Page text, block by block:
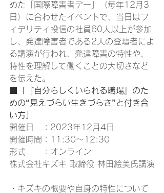
めた「国際障害者デー」（毎年12月3
日）に合わせたイベントで、当日はフ
ィデリティ投信の社員60人以上が参加
し、発達障害者である2人の登壇者によ
る講演が行われ、発達障害の特性や、
特性を理解して働くことの大切さなど
を伝えた。
■「『自分らしくいられる職場』のた
めの“見えづらい生きづらさ”と付き合
い方」
開催日　：2023年12月4日
開催時間：11:30〜12:30
形式　　：オンライン
株式会社キズキ 取締役 林田絵美氏講演
・キズキの概要や自身の特性について